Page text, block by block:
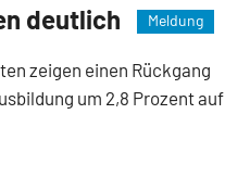
deutlich Meldung
zeigen einen Rückgang
um 2,8 Prozent auf